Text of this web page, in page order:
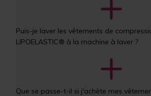
Puis-je laver les vêtements de
LIPOELASTIC® à la machine à laver ?
Que se passe-t-il si j'achète mes